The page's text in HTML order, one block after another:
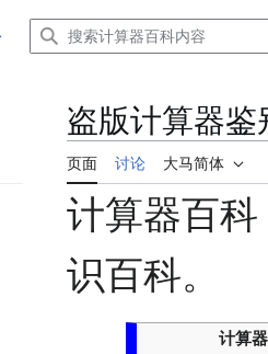
盗版计算器鉴
页面 讨论 大马简体
计算器百
识百科。
计算